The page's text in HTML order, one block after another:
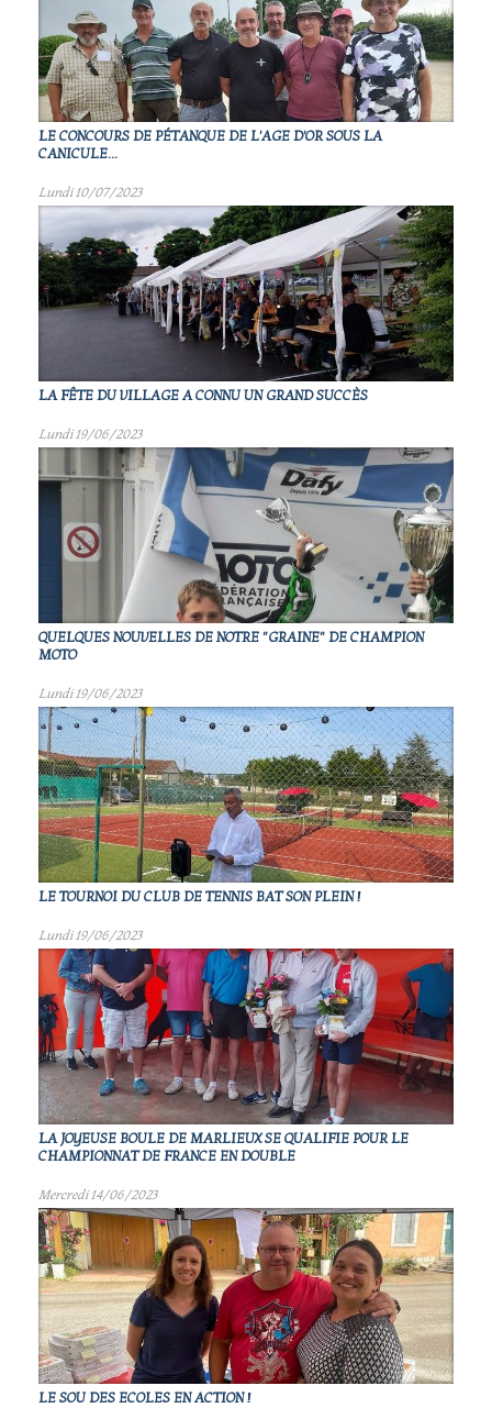
LE CONCOURS DE PÉTANQUE DE L'AGE D'OR SOUS LA
CANICULE...
Lundi 10/07/2023
LA FÊTE DU VILLAGE A CONNU UN GRAND SUCCÈS
Lundi 19/06/2023
QUELQUES NOUVELLES DE NOTRE "GRAINE" DE CHAMPION
MOTO
Lundi 19/06/2023
LE TOURNOI DU CLUB DE TENNIS BAT SON PLEIN !
Lundi 19/06/2023
LA JOYEUSE BOULE DE MARLIEUX SE QUALIFIE POUR LE
CHAMPIONNAT DE FRANCE EN DOUBLE
Mercredi 14/06/2023
LE SOU DES ECOLES EN ACTION !